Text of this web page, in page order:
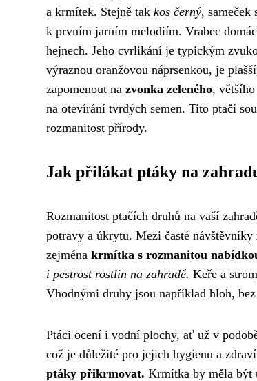
a krmítek. Stejně tak kos černý, sameček
k prvním jarním melodiím. Vrabec
hejnech. Jeho cvrlikání je typickým
výraznou oranžovou náprsenkou, je
zapomenout na zvonka zeleného,
na otevírání tvrdých semen. Tito ptačí
rozmanitost přírody.
Jak přilákat ptáky na
Rozmanitost ptačích druhů na vaší
potravy a úkrytu. Mezi časté
zejména krmítka s rozmanitou
i pestrost rostlin na zahradě. Keře a
Vhodnými druhy jsou například hloh,
Ptáci ocení i vodní plochy, ať už v
což je důležité pro jejich hygienu a
ptáky přikrmovat. Krmítka by měla být